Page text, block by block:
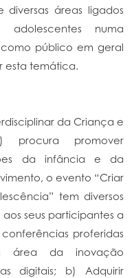
diversas áreas ligados
numa
público em geral
esta temática.
da Criança e
procura promover
da infância e da
o evento “Criar
tem diversos
seus participantes a
proferidas
área da inovação
digitais; b) Adquirir